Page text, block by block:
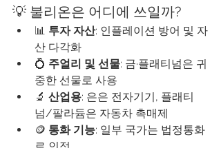
💡 불리온은 어디에 쓰일까?
📊 투자 자산: 인플레이션 방어 및 자
산 다각화
💍 주얼리 및 선물: 금·플래티넘은 귀
중한 선물로 사용
🔬 산업용: 은은 전자기기, 플래티
넘/팔라듐은 자동차 촉매제
🪙 통화 기능: 일부 국가는 법정통화